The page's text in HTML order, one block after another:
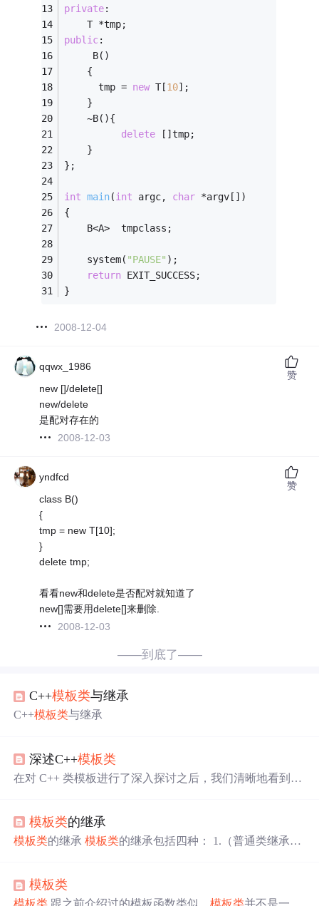
private:
    T *tmp;
public:
     B()
    {
      tmp =
new T[10];
    }
    ~B(){
delete []tmp;
    }
};
int main(int argc, char *argv[])
{
    B<A>  tmpclass;
    system(
"PAUSE" );
return EXIT_SUCCESS;
}
2008-12-04
qqwx_1986
new []/delete[]
new/delete
是配对存在的
2008-12-03
赞
yndfcd
class B()
{
tmp = new T[10];
}
delete tmp;
看看new和delete是否配对就知道了
new[]需要用delete[]来删除.
2008-12-03
赞
——到底了——
C++模板类与继承
C++模板类与继承
深述C++模板类
在对 C++ 类模板进行了深入探讨之后，我们清晰地看到了
同类型的数据结构和算法需求，将代码从特定类型的束缚
中解放出来，使其具备更广泛的适用性。从类模板的基本
理等等，它与继承、多态等面向对象特性相结合，能够创
造出更加丰富多样且灵活多变的程序结构。
模板类的继承
模板类的继承模板类的继承包括四种： 1.（普通类继承模
class TBase{ …… }; template class TDerived:public TBase{
模板类
模板类 跟之前介绍过的模板函数类似，模板类并不是一个